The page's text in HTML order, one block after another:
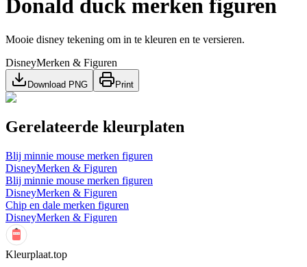
Donald duck merken figuren
Mooie disney tekening om in te kleuren en te versieren.
DisneyMerken & Figuren
Download PNG Print
Gerelateerde kleurplaten
Blij minnie mouse merken figuren
DisneyMerken & Figuren
Blij minnie mouse merken figuren
DisneyMerken & Figuren
Chip en dale merken figuren
DisneyMerken & Figuren
Kleurplaat.top